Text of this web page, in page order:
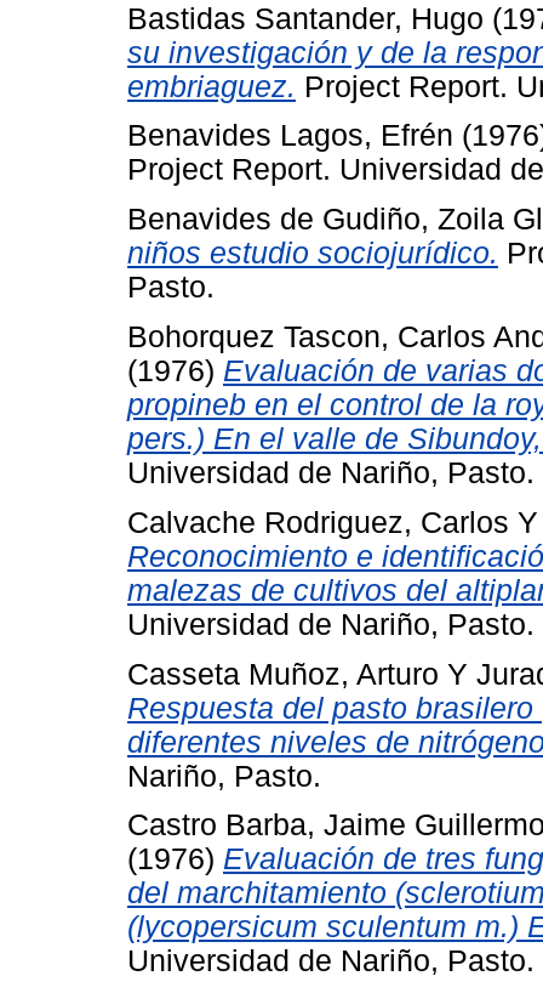
Bastidas Santander, Hugo
su investigación y de la
embriaguez. Project Report.
Benavides Lagos, Efrén
Project Report. Universidad
Benavides de Gudiño, Zoila
niños estudio sociojurídico.
Pasto.
Bohorquez Tascon, Carlos
(1976) Evaluación de varias
propineb en el control de la
pers.) En el valle de
Universidad de Nariño, Pasto.
Calvache Rodriguez, Carlos
Reconocimiento e
malezas de cultivos del
Universidad de Nariño, Pasto.
Casseta Muñoz, Arturo Y
Respuesta del pasto
diferentes niveles de
Nariño, Pasto.
Castro Barba, Jaime
(1976) Evaluación de tres
del marchitamiento
(lycopersicum sculentum m.)
Universidad de Nariño, Pasto.